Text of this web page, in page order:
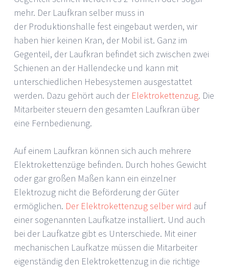
mehr. Der Laufkran selber muss in
der Produktionshalle fest eingebaut werden, wir
haben hier keinen Kran, der Mobil ist. Ganz im
Gegenteil, der Laufkran befindet sich zwischen zwei
Schienen an der Hallendecke und kann mit
unterschiedlichen Hebesystemen ausgestattet
werden. Dazu gehört auch der Elektrokettenzug. Die
Mitarbeiter steuern den gesamten Laufkran über
eine Fernbedienung.
Auf einem Laufkran können sich auch mehrere
Elektrokettenzüge befinden. Durch hohes Gewicht
oder gar großen Maßen kann ein einzelner
Elektrozug nicht die Beförderung der Güter
ermöglichen. Der Elektrokettenzug selber wird auf
einer sogenannten Laufkatze installiert. Und auch
bei der Laufkatze gibt es Unterschiede. Mit einer
mechanischen Laufkatze müssen die Mitarbeiter
eigenständig den Elektrokettenzug in die richtige